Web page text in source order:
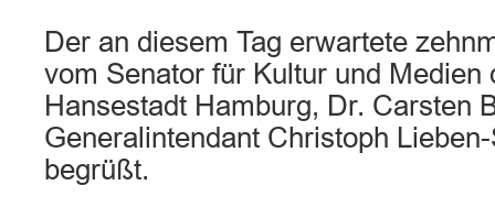
Der an diesem Tag erwartete
vom Senator für Kultur und Medien
Hansestadt Hamburg, Dr. Carsten
Generalintendant Christoph
begrüßt.